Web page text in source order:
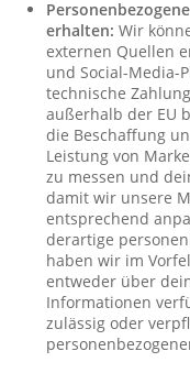
erhalten: Wir
externen Quellen
und Social-Media-
technische
außerhalb der EU
die Beschaffung
Leistung von
zu messen und
damit wir unsere
entsprechend
derartige
haben wir im
entweder über
Informationen
zulässig oder